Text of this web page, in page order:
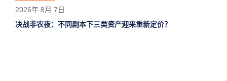
2026年 8月 7日
决战非农夜：不同剧本下三类资产迎来重新定价？